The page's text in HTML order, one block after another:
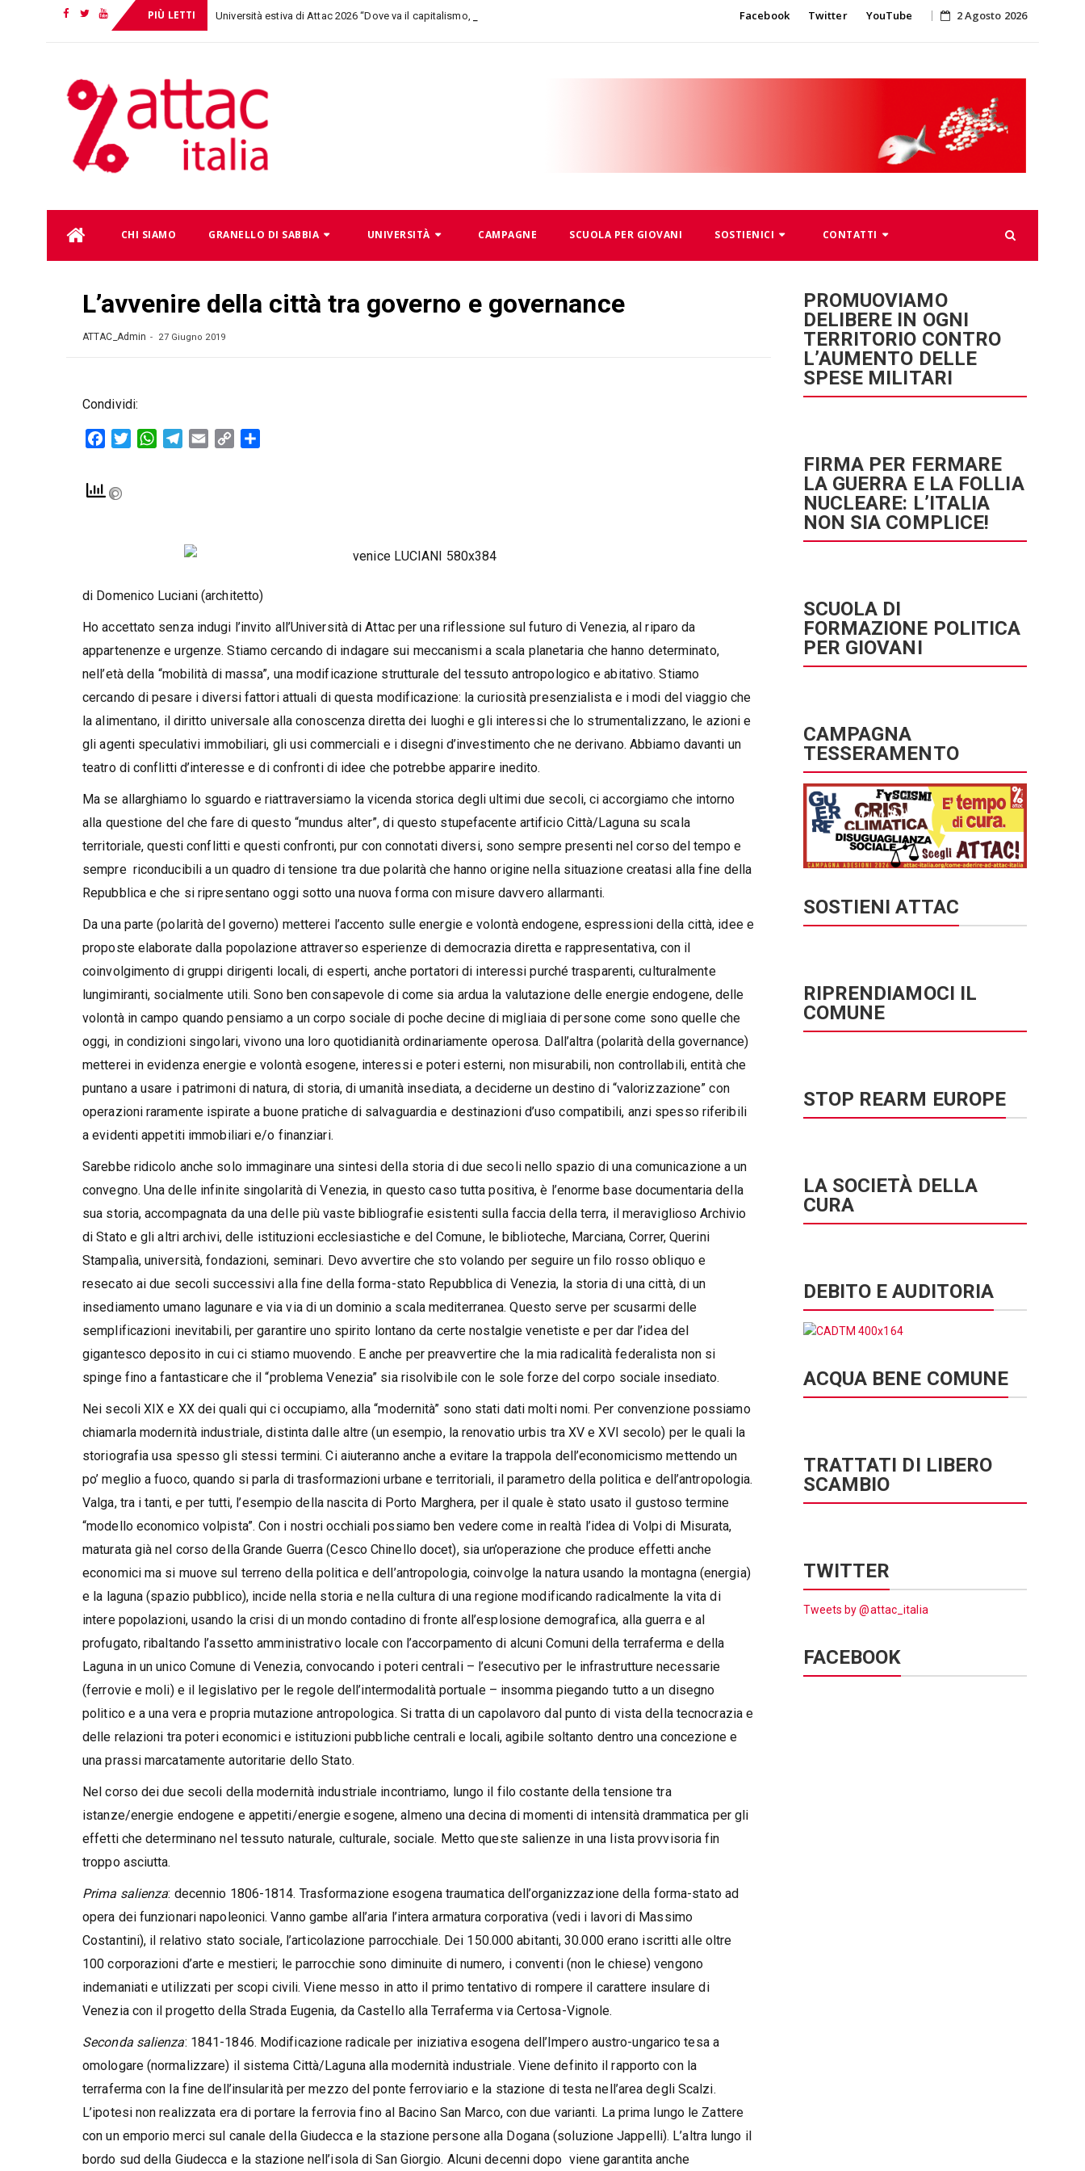
FacebookTwitterYouTube PIÙ LETTI Università estiva di Attac 2026 “Dove va il capitalismo, dove andiamo n Skip
content
Facebook Twitter YouTube 2 Agosto 2026
CHI SIAMO GRANELLO DI SABBIA UNIVERSITÀ CAMPAGNE SCUOLA PER GIOVANI SOSTIENICI CONTATTI
L’avvenire della città tra governo e governance
ATTAC_Admin 27 Giugno 2019
Condividi:
FacebookTwitterWhatsAppTelegram
Email
Copy
di Domenico Luciani (architetto)
Ho accettato senza indugi l’invito all’Università di Attac per una riflessione sul futuro di Venezia, al riparo da
appartenenze e urgenze. Stiamo cercando di indagare sui meccanismi a scala planetaria che hanno determinato,
nell’età della “mobilità di massa”, una modificazione strutturale del tessuto antropologico e abitativo. Stiamo
cercando di pesare i diversi fattori attuali di questa modificazione: la curiosità presenzialista e i modi del viaggio che
la alimentano, il diritto universale alla conoscenza diretta dei luoghi e gli interessi che lo strumentalizzano, le azioni e
gli agenti speculativi immobiliari, gli usi commerciali e i disegni d’investimento che ne derivano. Abbiamo davanti un
teatro di conflitti d’interesse e di confronti di idee che potrebbe apparire inedito.
Ma se allarghiamo lo sguardo e riattraversiamo la vicenda storica degli ultimi due secoli, ci accorgiamo che intorno
alla questione del che fare di questo “mundus alter”, di questo stupefacente artificio Città/Laguna su scala
territoriale, questi conflitti e questi confronti, pur con connotati diversi, sono sempre presenti nel corso del tempo e
sempre riconducibili a un quadro di tensione tra due polarità che hanno origine nella situazione creatasi alla fine della
Repubblica e che si ripresentano oggi sotto una nuova forma con misure davvero allarmanti.
Da una parte (polarità del governo) metterei l’accento sulle energie e volontà endogene, espressioni della città, idee e
proposte elaborate dalla popolazione attraverso esperienze di democrazia diretta e rappresentativa, con il
coinvolgimento di gruppi dirigenti locali, di esperti, anche portatori di interessi purché trasparenti, culturalmente
lungimiranti, socialmente utili. Sono ben consapevole di come sia ardua la valutazione delle energie endogene, delle
volontà in campo quando pensiamo a un corpo sociale di poche decine di migliaia di persone come sono quelle che
oggi, in condizioni singolari, vivono una loro quotidianità ordinariamente operosa. Dall’altra (polarità della governance)
metterei in evidenza energie e volontà esogene, interessi e poteri esterni, non misurabili, non controllabili, entità che
puntano a usare i patrimoni di natura, di storia, di umanità insediata, a deciderne un destino di “valorizzazione” con
operazioni raramente ispirate a buone pratiche di salvaguardia e destinazioni d’uso compatibili, anzi spesso riferibili
a evidenti appetiti immobiliari e/o finanziari.
Sarebbe ridicolo anche solo immaginare una sintesi della storia di due secoli nello spazio di una comunicazione a un
convegno. Una delle infinite singolarità di Venezia, in questo caso tutta positiva, è l’enorme base documentaria della
sua storia, accompagnata da una delle più vaste bibliografie esistenti sulla faccia della terra, il meraviglioso Archivio
di Stato e gli altri archivi, delle istituzioni ecclesiastiche e del Comune, le biblioteche, Marciana, Correr, Querini
Stampalìa, università, fondazioni, seminari. Devo avvertire che sto volando per seguire un filo rosso obliquo e
resecato ai due secoli successivi alla fine della forma-stato Repubblica di Venezia, la storia di una città, di un
insediamento umano lagunare e via via di un dominio a scala mediterranea. Questo serve per scusarmi delle
semplificazioni inevitabili, per garantire uno spirito lontano da certe nostalgie venetiste e per dar l’idea del
gigantesco deposito in cui ci stiamo muovendo. E anche per preavvertire che la mia radicalità federalista non si
spinge fino a fantasticare che il “problema Venezia” sia risolvibile con le sole forze del corpo sociale insediato.
Nei secoli XIX e XX dei quali qui ci occupiamo, alla “modernità” sono stati dati molti nomi. Per convenzione possiamo
chiamarla modernità industriale, distinta dalle altre (un esempio, la renovatio urbis tra XV e XVI secolo) per le quali la
storiografia usa spesso gli stessi termini. Ci aiuteranno anche a evitare la trappola dell’economicismo mettendo un
po’ meglio a fuoco, quando si parla di trasformazioni urbane e territoriali, il parametro della politica e dell’antropologia.
Valga, tra i tanti, e per tutti, l’esempio della nascita di Porto Marghera, per il quale è stato usato il gustoso termine
“modello economico volpista”. Con i nostri occhiali possiamo ben vedere come in realtà l’idea di Volpi di Misurata,
maturata già nel corso della Grande Guerra (Cesco Chinello docet), sia un’operazione che produce effetti anche
economici ma si muove sul terreno della politica e dell’antropologia, coinvolge la natura usando la montagna (energia)
e la laguna (spazio pubblico), incide nella storia e nella cultura di una regione modificando radicalmente la vita di
intere popolazioni, usando la crisi di un mondo contadino di fronte all’esplosione demografica, alla guerra e al
profugato, ribaltando l’assetto amministrativo locale con l’accorpamento di alcuni Comuni della terraferma e della
Laguna in un unico Comune di Venezia, convocando i poteri centrali – l’esecutivo per le infrastrutture necessarie
(ferrovie e moli) e il legislativo per le regole dell’intermodalità portuale – insomma piegando tutto a un disegno
politico e a una vera e propria mutazione antropologica. Si tratta di un capolavoro dal punto di vista della tecnocrazia e
delle relazioni tra poteri economici e istituzioni pubbliche centrali e locali, agibile soltanto dentro una concezione e
una prassi marcatamente autoritarie dello Stato.
Nel corso dei due secoli della modernità industriale incontriamo, lungo il filo costante della tensione tra
istanze/energie endogene e appetiti/energie esogene, almeno una decina di momenti di intensità drammatica per gli
effetti che determinano nel tessuto naturale, culturale, sociale. Metto queste salienze in una lista provvisoria fin
troppo asciutta.
Prima salienza: decennio 1806-1814. Trasformazione esogena traumatica dell’organizzazione della forma-stato ad
opera dei funzionari napoleonici. Vanno gambe all’aria l’intera armatura corporativa (vedi i lavori di Massimo
Costantini), il relativo stato sociale, l’articolazione parrocchiale. Dei 150.000 abitanti, 30.000 erano iscritti alle oltre
100 corporazioni d’arte e mestieri; le parrocchie sono diminuite di numero, i conventi (non le chiese) vengono
indemaniati e utilizzati per scopi civili. Viene messo in atto il primo tentativo di rompere il carattere insulare di
Venezia con il progetto della Strada Eugenia, da Castello alla Terraferma via Certosa-Vignole.
Seconda salienza: 1841-1846. Modificazione radicale per iniziativa esogena dell’Impero austro-ungarico tesa a
omologare (normalizzare) il sistema Città/Laguna alla modernità industriale. Viene definito il rapporto con la
terraferma con la fine dell’insularità per mezzo del ponte ferroviario e la stazione di testa nell’area degli Scalzi.
L’ipotesi non realizzata era di portare la ferrovia fino al Bacino San Marco, con due varianti. La prima lungo le Zattere
con un emporio merci sul canale della Giudecca e la stazione persone alla Dogana (soluzione Jappelli). L’altra lungo il
bordo sud della Giudecca e la stazione nell’isola di San Giorgio. Alcuni decenni dopo viene garantita anche
PROMUOVIAMO
DELIBERE IN OGNI
TERRITORIO CONTRO
L’AUMENTO DELLE
SPESE MILITARI
FIRMA PER FERMARE
LA GUERRA E LA FOLLIA
NUCLEARE: L’ITALIA
NON SIA COMPLICE!
SCUOLA DI
FORMAZIONE POLITICA
PER GIOVANI
CAMPAGNA
TESSERAMENTO
SOSTIENI ATTAC
RIPRENDIAMOCI IL
COMUNE
STOP REARM EUROPE
LA SOCIETÀ DELLA
CURA
DEBITO E AUDITORIA
ACQUA BENE COMUNE
TRATTATI DI LIBERO
SCAMBIO
TWITTER
Tweets by @attac_italia
FACEBOOK